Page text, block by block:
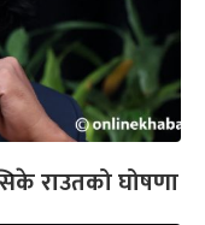
राउतको घोषणा